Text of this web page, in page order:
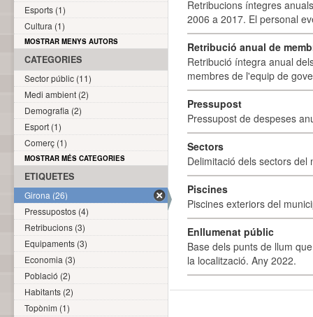
Retribucions íntegres
2006 a 2017. El personal
Retribució anual de
Retribució íntegra anual
membres de l'equip de
Pressupost
Pressupost de despeses
Sectors
Delimitació dels sectors del
Piscines
Piscines exteriors del
Enllumenat públic
Base dels punts de llum
la localització. Any 2022.
Esports (1)
Cultura (1)
MOSTRAR MENYS AUTORS
CATEGORIES
Sector públic (11)
Medi ambient (2)
Demografia (2)
Esport (1)
Comerç (1)
MOSTRAR MÉS CATEGORIES
ETIQUETES
Girona (26)
Pressupostos (4)
Retribucions (3)
Equipaments (3)
Economia (3)
Població (2)
Habitants (2)
Topònim (1)